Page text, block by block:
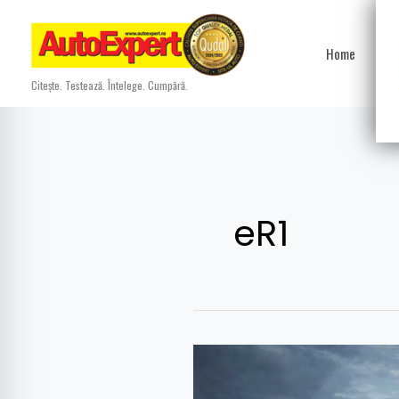
content
Citește. Testează. Întelege. Cumpără.
Home
eR1